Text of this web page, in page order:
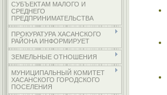
СУБЪЕКТАМ МАЛОГО И
СРЕДНЕГО
ПРЕДПРИНИМАТЕЛЬСТВА
ПРОКУРАТУРА ХАСАНСКОГО
РАЙОНА ИНФОРМИРУЕТ
ЗЕМЕЛЬНЫЕ ОТНОШЕНИЯ
МУНИЦИПАЛЬНЫЙ КОМИТЕТ
ХАСАНСКОГО ГОРОДСКОГО
ПОСЕЛЕНИЯ